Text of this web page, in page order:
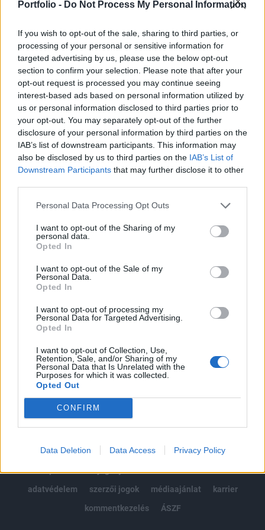
Portfolio - Do Not Process My Personal Information
If you wish to opt-out of the sale, sharing to third parties, or
processing of your personal or sensitive information for
targeted advertising by us, please use the below opt-out
section to confirm your selection. Please note that after your
opt-out request is processed you may continue seeing
interest-based ads based on personal information utilized by
us or personal information disclosed to third parties prior to
your opt-out. You may separately opt-out of the further
disclosure of your personal information by third parties on the
IAB’s list of downstream participants. This information may
also be disclosed by us to third parties on the IAB’s List of
Downstream Participants that may further disclose it to other
Personal Data Processing Opt Outs
I want to opt-out of the Sharing of my
personal data.
Opted In
I want to opt-out of the Sale of my
Personal Data.
Opted In
I want to opt-out of processing my
Personal Data for Targeted Advertising.
Opted In
I want to opt-out of Collection, Use,
Retention, Sale, and/or Sharing of my
Personal Data that Is Unrelated with the
Purposes for which it was collected.
Opted Out
CONFIRM
Data Deletion Data Access Privacy Policy
miniszterelnök történelmi jelentőségű választási
Portfolio Investment Day 2026Október 21-én jön a Portfolio
Investment Day 2026, ahol a piac vezető szakértőivel
keressük a választ a befektetőket leginkább foglalkoztató
kérdésekre. Meddig tarthat az AI-rali, kik lehetnek a
következő évek nyertesei, mire számíthatunk a részvény-,
kötvény-, nyersanyag- és kriptopiacokon, és hogyan
érdemes portfóliót építeni egy gyorsan változó...
KEDVES OLVASÓNK!
A keresett cikk a portfolio.hu hírarchívumához
tartozik, melynek olvasása előfizetéses
Az előfizetés a következőket tartalmazza:
Kötéslisták: BÉT elmúlt 2 év napon belüli
kötéslistái
Előfizetés
MÁR ELŐFIZETŐNK VAGY?BEJELENTKEZÉS
© 2026 Portfolio
impresszum
jogi nyilatkozat
süti beállítások
adatvédelem
szerzői jogok médiaajánlat
karrier
kommentkezelés
ÁSZF